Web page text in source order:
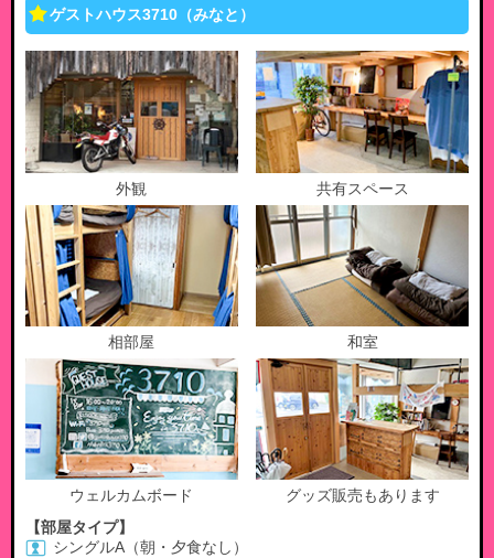
ゲストハウス3710（みなと）
外観 共有スペース
相部屋 和室
ウェルカムボード
グッズ販売もあります
【部屋タイプ】
シングルA（朝・夕食なし）